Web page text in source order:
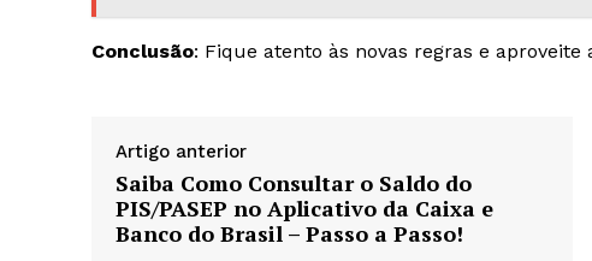
Conclusão: Fique atento às novas regras e
Artigo anterior
Saiba Como Consultar o Saldo do
PIS/PASEP no Aplicativo da Caixa e
Banco do Brasil – Passo a Passo!